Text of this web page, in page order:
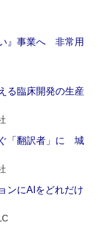
』事業へ 非常用
る臨床開発の生産
ぐ「翻訳者」に 城
ンにAIをどれだけ